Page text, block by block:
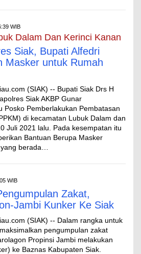
WIB
Dalam Dan Kerinci Kanan
Siak, Bupati Alfedri
Masker untuk Rumah
(SIAK) -- Bupati Siak Drs H
Siak AKBP Gunar
Posko Pemberlakukan Pembatasan
di kecamatan Lubuk Dalam dan
Juli 2021 lalu. Pada kesempatan itu
Bantuan Berupa Masker
berada…
WIB
Zakat,
Jambi Kunker Ke Siak
(SIAK) -- Dalam rangka untuk
pengumpulan zakat
Propinsi Jambi melakukan
ke Baznas Kabupaten Siak.